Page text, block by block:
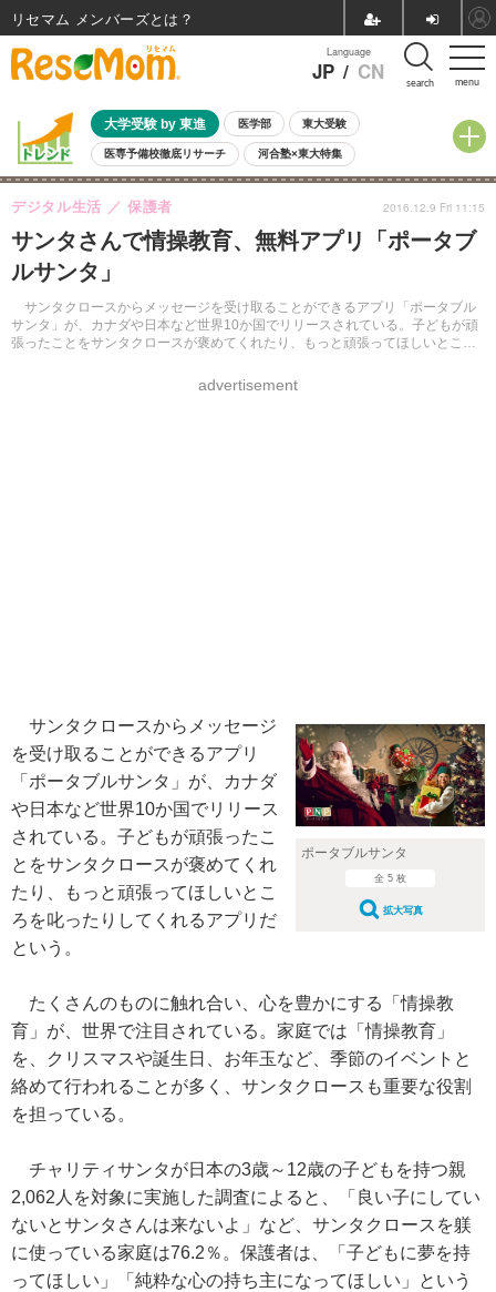
menu
Language
JP / CN search
大学受験 by 東進 医学部 東大受験
医専予備校徹底リサーチ 河合塾×東大特集
親子で考える大学選び 高校受験 中学受験 小学校受験
共通テスト 夏休み
8月開催イベント・WS 全国公立高校 過去問 人気記事
自由研究教材（小学生向け）
サンタさんで情操教育、無料アプリ「ポータブ
ルサンタ」
サンタクロースからメッセージを受け取ることができるアプリ「ポータブル
サンタ」が、カナダや日本など世界10か国でリリースされている。子どもが頑
張ったことをサンタクロースが褒めてくれたり、もっと頑張ってほしいところ
デジタル生活 保護者
advertisement
2016.12.9 Fri 11:15
ポータブルサンタ
全 5 枚
拡大写真
サンタクロースからメッセージ
を受け取ることができるアプリ
「ポータブルサンタ」が、カナダ
や日本など世界10か国でリリース
されている。子どもが頑張ったこ
とをサンタクロースが褒めてくれ
たり、もっと頑張ってほしいとこ
ろを叱ったりしてくれるアプリだ
という。
たくさんのものに触れ合い、心を豊かにする「情操教
育」が、世界で注目されている。家庭では「情操教育」
を、クリスマスや誕生日、お年玉など、季節のイベントと
絡めて行われることが多く、サンタクロースも重要な役割
を担っている。
チャリティサンタが日本の3歳～12歳の子どもを持つ親
2,062人を対象に実施した調査によると、「良い子にしてい
ないとサンタさんは来ないよ」など、サンタクロースを躾
に使っている家庭は76.2％。保護者は、「子どもに夢を持
ってほしい」「純粋な心の持ち主になってほしい」という
リセマム メンバーズ